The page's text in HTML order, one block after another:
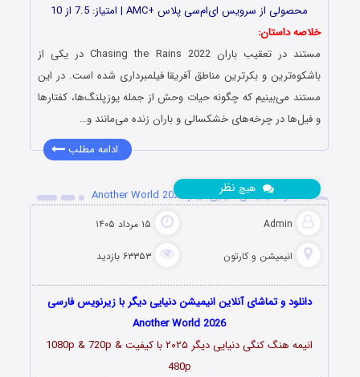
محصولی از سرویس ای‌ام‌سی پلاس +AMC | امتیاز: 7.5 از 10
خلاصه داستان:
مستند در تعقیب باران Chasing the Rains 2022 در یکی از
باشکوه‌ترین و بکرترین مناطق آفریقا فیلمبرداری شده است. در این
مستند می‌بینیم که چگونه حیات وحش از جمله یوزپلنگ‌ها، کفتارها
و فیل‌ها در چرخه‌های خشکسالی و باران زنده می‌مانند و…
ادامه مطلب
دانلود انیمیشن دنیایی دیگر Another World 2025
Admin ۱۵ مرداد ۱۴۰۵
انیمیشن و کارتون ۶۳۳۵۳ بازدید
هیچ نظر
دانلود و تماشای آنلاین انیمیشن دنیایی دیگر با زیرنویس فارسی
Another World 2026
انیمه هنگ کنگی دنیایی دیگر ۲۰۲۵ با کیفیت 1080p & 720p &
480p